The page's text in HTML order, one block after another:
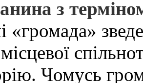
з
«громада»
Чомусь